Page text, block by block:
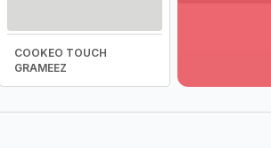
COOKEO TOUCH
GRAMEEZ
complète